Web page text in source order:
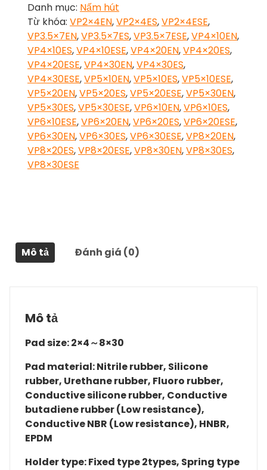
Danh mục: Nấm hút
Từ khóa: VP2×4EN,VP2×4ES,VP2×4ESE,
VP3.5×7EN,VP3.5×7ES,VP3.5×7ESE,VP4×10EN,
VP4×10ES,VP4×10ESE,VP4×20EN,VP4×20ES,
VP4×20ESE,VP4×30EN,VP4×30ES,
VP4×30ESE,VP5×10EN,VP5×10ES,VP5×10ESE,
VP5×20EN,VP5×20ES,VP5×20ESE,VP5×30EN,
VP5×30ES,VP5×30ESE,VP6×10EN,VP6×10ES,
VP6×10ESE,VP6×20EN,VP6×20ES,VP6×20ESE,
VP6×30EN,VP6×30ES,VP6×30ESE,VP8×20EN,
VP8×20ES,VP8×20ESE,VP8×30EN,VP8×30ES,
VP8×30ESE
Mô tả Đánh giá (0)
Mô tả
Pad size: 2×4～8×30
Pad material: Nitrile rubber, Silicone
rubber, Urethane rubber, Fluoro rubber,
Conductive silicone rubber, Conductive
butadiene rubber (Low resistance),
Conductive NBR (Low resistance), HNBR,
EPDM
Holder type: Fixed type 2types, Spring type